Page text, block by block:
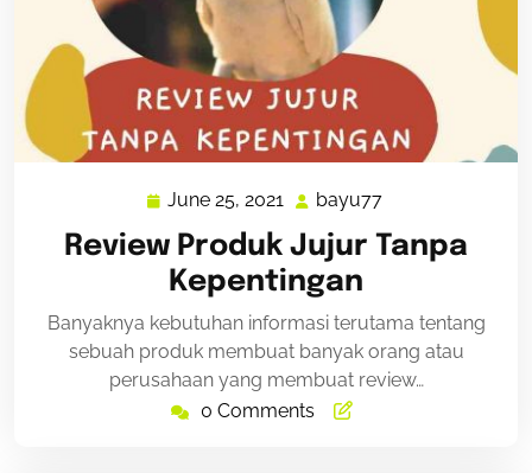
June 25, 2021 June
25,
2021
bayu77
Review Produk Jujur Tanpa
Kepentingan
Banyaknya kebutuhan informasi terutama tentang
sebuah produk membuat banyak orang atau
perusahaan yang membuat review…
0 Comments